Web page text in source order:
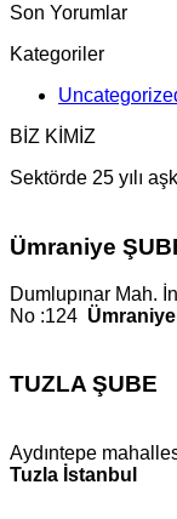
Son Yorumlar
Kategoriler
BİZ KİMİZ
Sektörde 25 yılı
Ümraniye
Dumlupınar Mah.
No :124
TUZLA ŞUBE
Aydıntepe
Tuzla İstanbul